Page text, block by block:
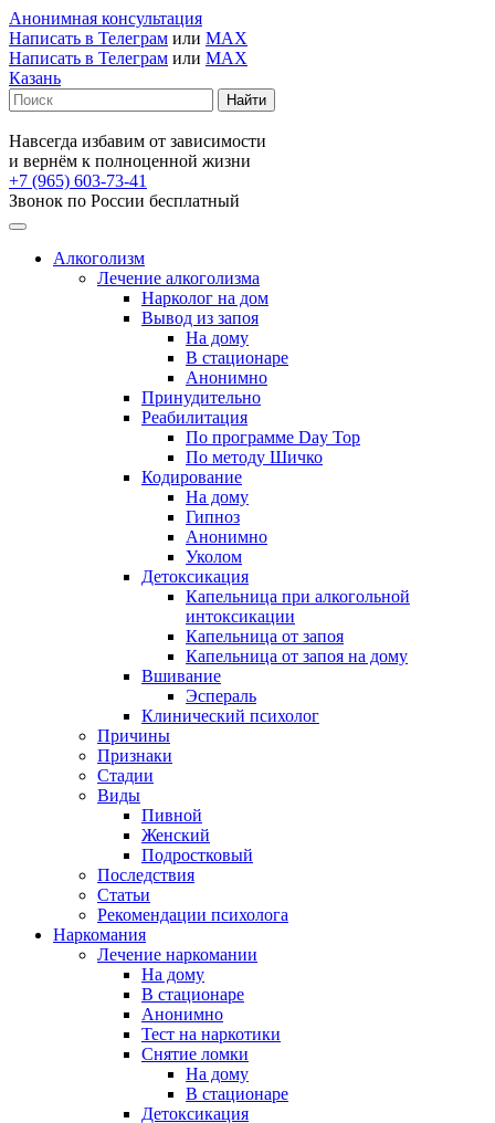
Анонимная консультация
Написать в Телеграм или MAX
Написать в Телеграм или MAX
Казань
Навсегда избавим от зависимости
и вернём к полноценной жизни
+7 (965) 603-73-41
Звонок по России бесплатный
Алкоголизм
Лечение алкоголизма
Нарколог на дом
Вывод из запоя
На дому
В стационаре
Анонимно
Принудительно
Реабилитация
По программе Day Top
По методу Шичко
Кодирование
На дому
Гипноз
Анонимно
Уколом
Детоксикация
Капельница при алкогольной
интоксикации
Капельница от запоя
Капельница от запоя на дому
Вшивание
Эспераль
Клинический психолог
Причины
Признаки
Стадии
Виды
Пивной
Женский
Подростковый
Последствия
Статьи
Рекомендации психолога
Наркомания
Лечение наркомании
На дому
В стационаре
Анонимно
Тест на наркотики
Снятие ломки
На дому
В стационаре
Детоксикация